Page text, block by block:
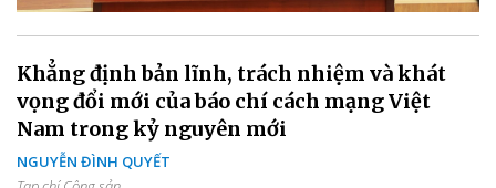
Khẳng định bản lĩnh, trách nhiệm và khát
vọng đổi mới của báo chí cách mạng Việt
Nam trong kỷ nguyên mới
NGUYỄN ĐÌNH QUYẾT